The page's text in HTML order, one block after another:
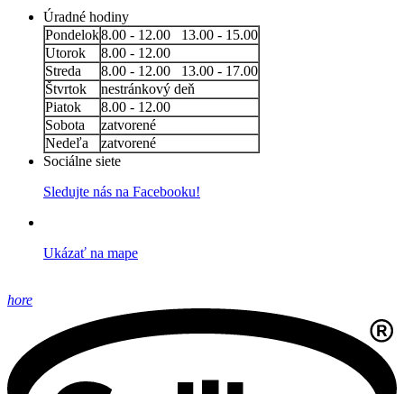
Úradné hodiny
Pondelok8.00 - 12.00 13.00 - 15.00
Utorok
8.00 - 12.00
Streda
8.00 - 12.00 13.00 - 17.00
Štvrtok
nestránkový deň
Piatok
8.00 - 12.00
Sobota
zatvorené
Nedeľa
zatvorené
Sociálne siete
Sledujte nás na Facebooku!
Ukázať na mape
hore